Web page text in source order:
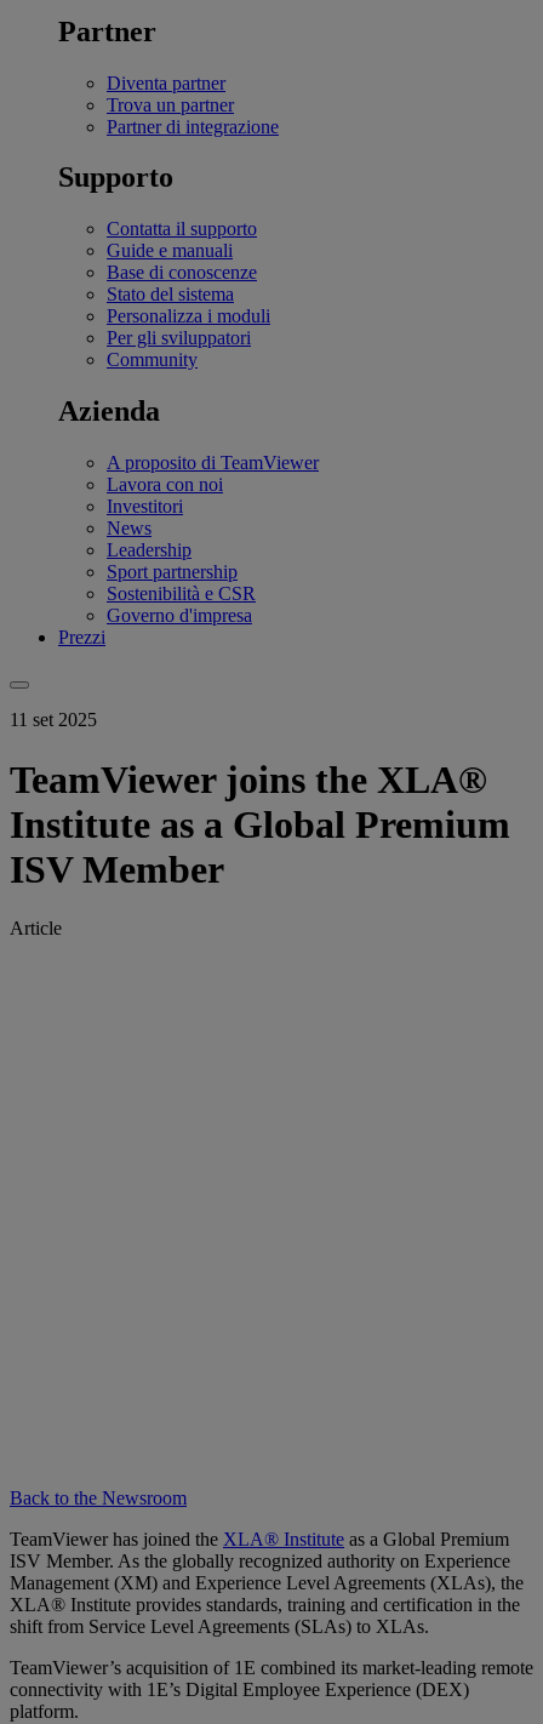
Partner
Diventa partner
Trova un partner
Partner di integrazione
Supporto
Contatta il supporto
Guide e manuali
Base di conoscenze
Stato del sistema
Personalizza i moduli
Per gli sviluppatori
Community
Azienda
A proposito di TeamViewer
Lavora con noi
Investitori
News
Leadership
Sport partnership
Sostenibilità e CSR
Governo d'impresa
Prezzi
11 set 2025
TeamViewer joins the XLA®
Institute as a Global Premium
ISV Member
Article
Back to the Newsroom
TeamViewer has joined the XLA® Institute as a Global Premium
ISV Member. As the globally recognized authority on Experience
Management (XM) and Experience Level Agreements (XLAs), the
XLA® Institute provides standards, training and certification in the
shift from Service Level Agreements (SLAs) to XLAs.
TeamViewer’s acquisition of 1E combined its market-leading remote
connectivity with 1E’s Digital Employee Experience (DEX)
platform.